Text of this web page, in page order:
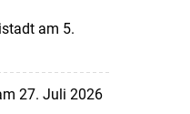
am 5.
27. Juli 2026